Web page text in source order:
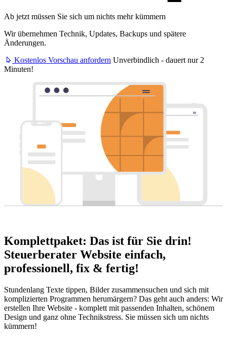
Ab jetzt müssen Sie sich um nichts mehr kümmern
Wir übernehmen Technik, Updates, Backups und spätere
Änderungen.
Kostenlos Vorschau anfordern Unverbindlich - dauert nur 2
Minuten!
Komplettpaket: Das ist für Sie drin!
Steuerberater Website einfach,
professionell, fix & fertig!
Stundenlang Texte tippen, Bilder zusammensuchen und sich mit
komplizierten Programmen herumärgern? Das geht auch anders: Wir
erstellen Ihre Website - komplett mit passenden Inhalten, schönem
Design und ganz ohne Technikstress. Sie müssen sich um nichts
kümmern!